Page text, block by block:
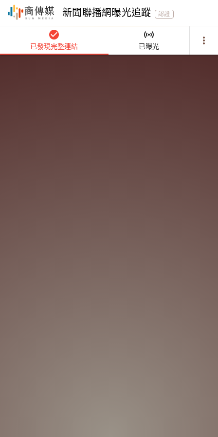
新聞聯播網曝光追蹤 認證
check_circle
已發現完整連結
sensors
已曝光 more_vert